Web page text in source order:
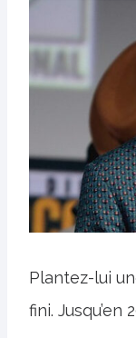
Plantez-lui
fini. Jusqu’en